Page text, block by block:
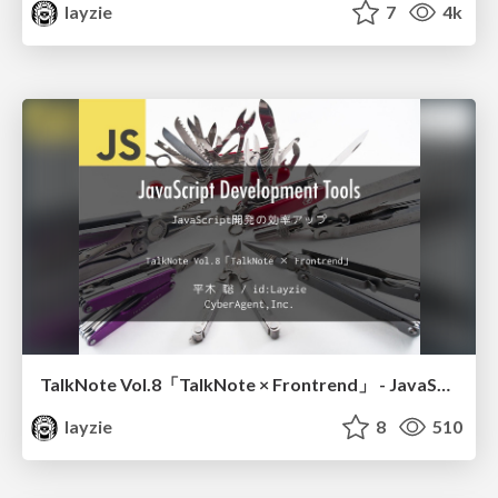
layzie
7 4k
TalkNote Vol.8「TalkNote × Frontrend」 - JavaScript開発の効率アップ -
layzie
8 510